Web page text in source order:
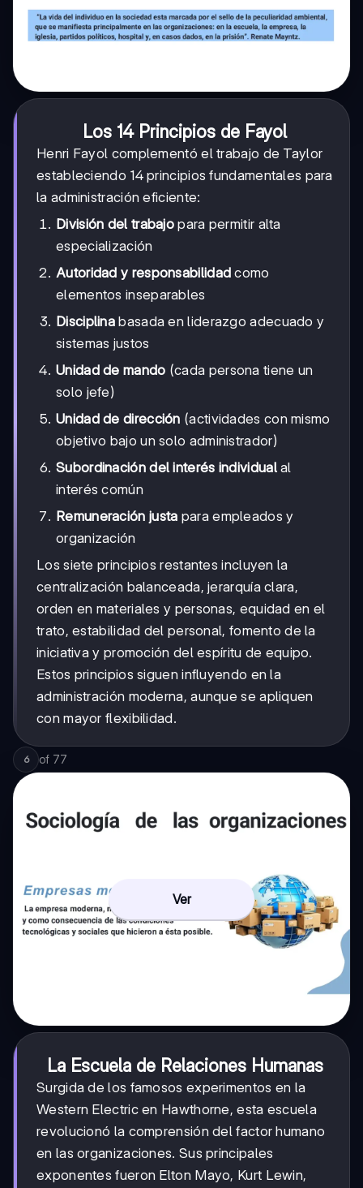
Los 14 Principios de Fayol
Henri Fayol complementó el trabajo de Taylor
estableciendo 14 principios fundamentales para
la administración eficiente:
División del trabajo para permitir alta
especialización
Autoridad y responsabilidad como
elementos inseparables
Disciplina basada en liderazgo adecuado y
sistemas justos
Unidad de mando (cada persona tiene un
solo jefe)
Unidad de dirección (actividades con mismo
objetivo bajo un solo administrador)
Subordinación del interés individualal
interés común
Remuneración justa para empleados y
organización
Los siete principios restantes incluyen la
centralización balanceada, jerarquía clara,
orden en materiales y personas, equidad en el
trato, estabilidad del personal, fomento de la
iniciativa y promoción del espíritu de equipo.
Estos principios siguen influyendo en la
administración moderna, aunque se apliquen
con mayor flexibilidad.
6 of 77
Ver
La Escuela de Relaciones Humanas
Surgida de los famosos experimentos en la
Western Electric en Hawthorne, esta escuela
revolucionó la comprensión del factor humano
en las organizaciones. Sus principales
exponentes fueron Elton Mayo, Kurt Lewin,